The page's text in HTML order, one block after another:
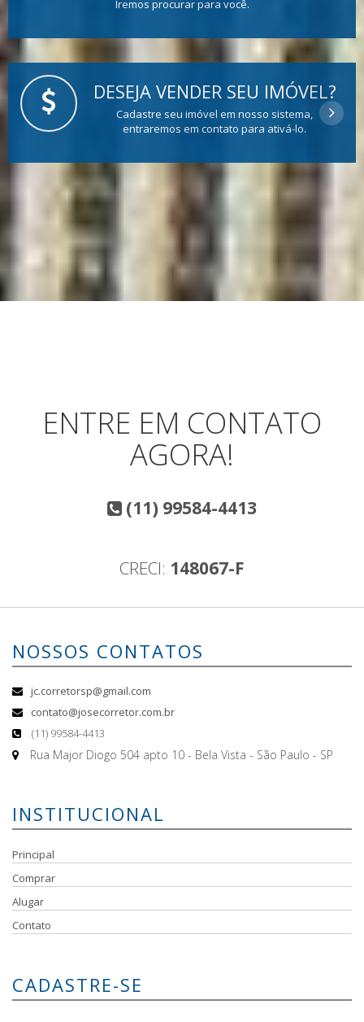
Iremos procurar para você.
DESEJA VENDER SEU IMÓVEL?
Cadastre seu imóvel em nosso sistema,
entraremos em contato para ativá-lo.
ENTRE EM CONTATO
AGORA!
(11) 99584-4413
CRECI: 148067-F
NOSSOS CONTATOS
jc.corretorsp@gmail.com
contato@josecorretor.com.br
(11) 99584-4413
Rua Major Diogo 504 apto 10 - Bela Vista - São Paulo - SP
INSTITUCIONAL
Principal
Comprar
Alugar
Contato
CADASTRE-SE